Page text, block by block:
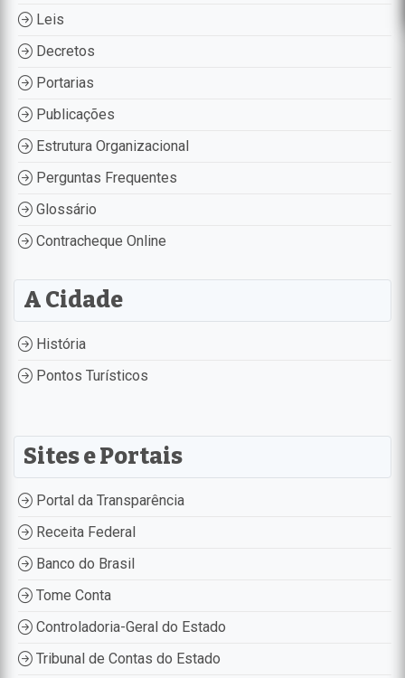
Leis
Decretos
Portarias
Publicações
Estrutura Organizacional
Perguntas Frequentes
Glossário
Contracheque Online
A Cidade
História
Pontos Turísticos
Sites e Portais
Portal da Transparência
Receita Federal
Banco do Brasil
Tome Conta
Controladoria-Geral do Estado
Tribunal de Contas do Estado